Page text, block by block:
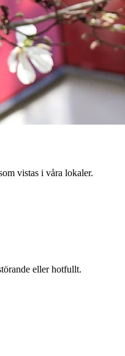
vistas i våra lokaler.
eller hotfullt.